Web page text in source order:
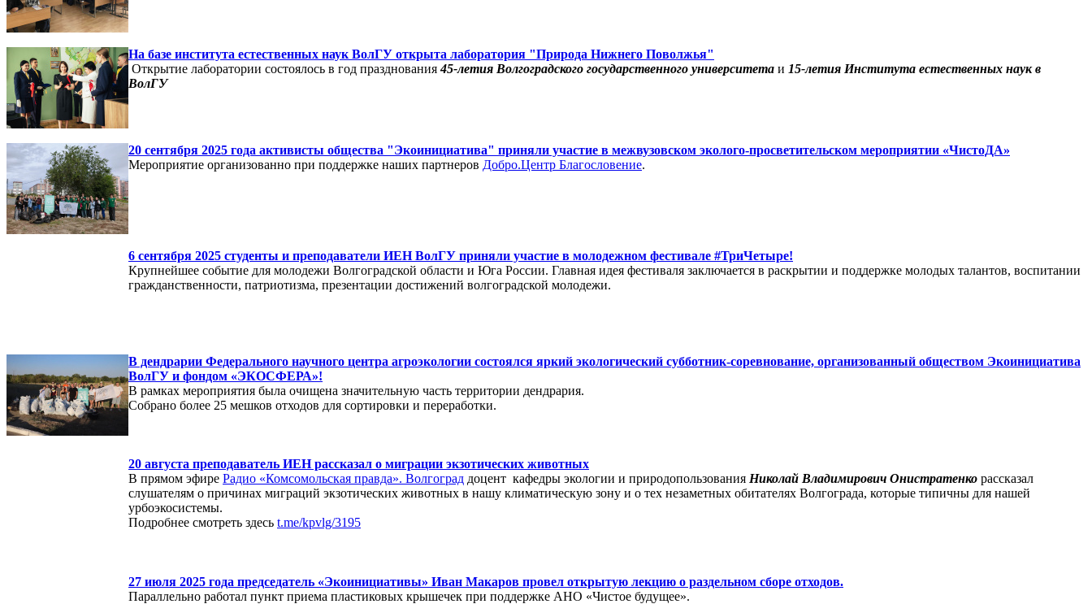
На базе института естественных наук ВолГУ открыта лаборатория "Природа Нижнего Поволжья"
Открытие лаборатории состоялось в год празднования45-летия Волгоградского государственного университета и 15-летия Института естественных наук в
ВолГУ
20 сентября 2025 года активисты общества "Экоинициатива" приняли участие в межвузовском эколого-просветительском мероприятии «ЧистоДА»
Мероприятие организованно при поддержке наших партнеров Добро.Центр Благословение.
6 сентября 2025 студенты и преподаватели ИЕН ВолГУ приняли участие в молодежном фестивале #ТриЧетыре!
Крупнейшее событие для молодежи Волгоградской области и Юга России. Главная идея фестиваля заключается в раскрытии и поддержке молодых талантов, воспитании
гражданственности, патриотизма, презентации достижений волгоградской молодежи.
В дендрарии Федерального научного центра агроэкологии состоялся яркий экологический субботник-соревнование, организованный обществом Экоинициатива
ВолГУ и фондом «ЭКОСФЕРА»!
В рамках мероприятия была очищена значительную часть территории дендрария.
Собрано более 25 мешков отходов для сортировки и переработки.
20 августа преподаватель ИЕН рассказал о миграции экзотических животных
В прямом эфире Радио «Комсомольская правда». Волгоград доцент кафедры экологии и природопользования Николай Владимирович Онистратенко рассказал
слушателям о причинах миграций экзотических животных в нашу климатическую зону и о тех незаметных обитателях Волгограда, которые типичны для нашей
урбоэкосистемы.
Подробнее смотреть здесь t.me/kpvlg/3195
27 июля 2025 года председатель «Экоинициативы» Иван Макаров провел открытую лекцию о раздельном сборе отходов.
Параллельно работал пункт приема пластиковых крышечек при поддержке АНО «Чистое будущее».